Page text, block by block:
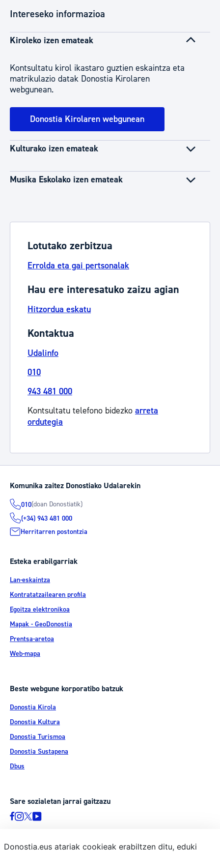
Intereseko informazioa
Kiroleko izen emateak
Kontsultatu kirol ikastaro guztien eskaintza eta
matrikulazio datak Donostia Kirolaren
webgunean.
Donostia Kirolaren webgunean
Kulturako izen emateak
Musika Eskolako izen emateak
Lotutako zerbitzua
Errolda eta gai pertsonalak
Hau ere interesatuko zaizu agian
Hitzordua eskatu
Kontaktua
Udalinfo
010
943 481 000
Kontsultatu telefono bidezko arreta
ordutegia
Komunika zaitez Donostiako Udalarekin
010(doan Donostiatik)
(+34) 943 481 000
Herritarren postontzia
Esteka erabilgarriak
Lan-eskaintza
Kontratatzailearen profila
Egoitza elektronikoa
Mapak - GeoDonostia
Prentsa-aretoa
Web-mapa
Beste webgune korporatibo batzuk
Donostia Kirola
Donostia Kultura
Donostia Turismoa
Donostia Sustapena
Dbus
Sare sozialetan jarrai gaitzazu
Donostia.eus atariak cookieak erabiltzen ditu, eduki